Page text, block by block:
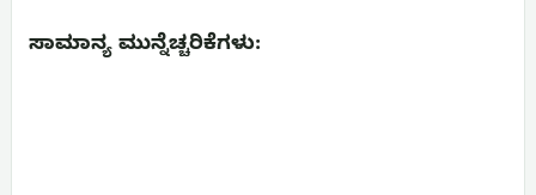
ಸಾಮಾನ್ಯ ಮುನ್ನೆಚ್ಚರಿಕೆಗಳು: